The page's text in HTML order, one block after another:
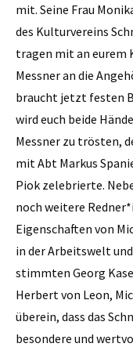
mit. Seine Frau
des Kulturvereins
tragen mit an eurem
Messner an die
braucht jetzt festen
wird euch beide
Messner zu trösten,
mit Abt Markus
Piok zelebrierte.
noch weitere
Eigenschaften von
in der Arbeitswelt
stimmten Georg
Herbert von Leon,
überein, dass das
besondere und